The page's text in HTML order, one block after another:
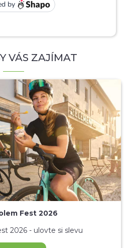
VÁS ZAJÍMAT
Fest 2026
2026 - ulovte si slevu